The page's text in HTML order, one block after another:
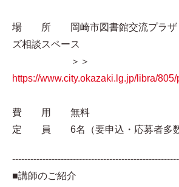
場 所 岡崎市図書館交流プラザ
ズ相談スペース
＞＞
https://www.city.okazaki.lg.jp/libra/805/
費 用 無料
定 員 6名（要申込・応募者多数
-------------------------------------------------------
■講師のご紹介